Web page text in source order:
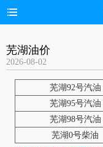
芜湖油价
2026-08-02
芜湖92号汽油
芜湖95号汽油
芜湖98号汽油
芜湖0号柴油